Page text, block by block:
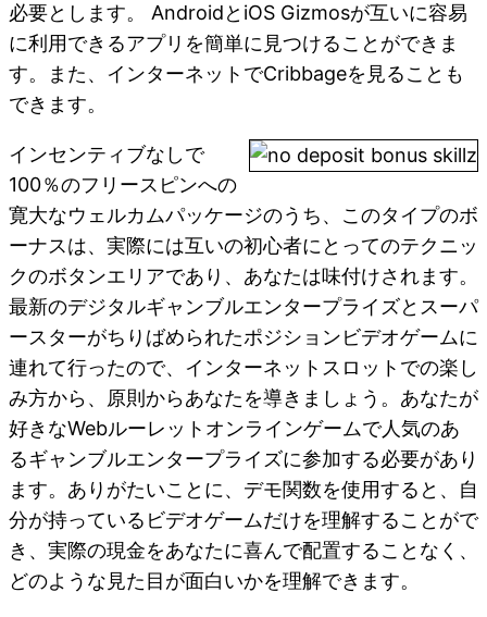
必要とします。 AndroidとiOS Gizmosが互いに容易
に利用できるアプリを簡単に見つけることができま
す。また、インターネットでCribbageを見ることも
できます。
インセンティブなしで
100％のフリースピンへの
寛大なウェルカムパッケージのうち、このタイプのボ
ーナスは、実際には互いの初心者にとってのテクニッ
クのボタンエリアであり、あなたは味付けされます。
最新のデジタルギャンブルエンタープライズとスーパ
ースターがちりばめられたポジションビデオゲームに
連れて行ったので、インターネットスロットでの楽し
み方から、原則からあなたを導きましょう。あなたが
好きなWebルーレットオンラインゲームで人気のあ
るギャンブルエンタープライズに参加する必要があり
ます。ありがたいことに、デモ関数を使用すると、自
分が持っているビデオゲームだけを理解することがで
き、実際の現金をあなたに喜んで配置することなく、
どのような見た目が面白いかを理解できます。